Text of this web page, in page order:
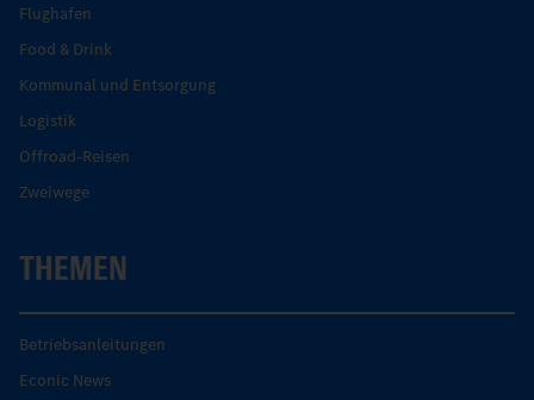
Flughafen
Food & Drink
Kommunal und Entsorgung
Logistik
Offroad-Reisen
Zweiwege
THEMEN
Betriebsanleitungen
Econic News